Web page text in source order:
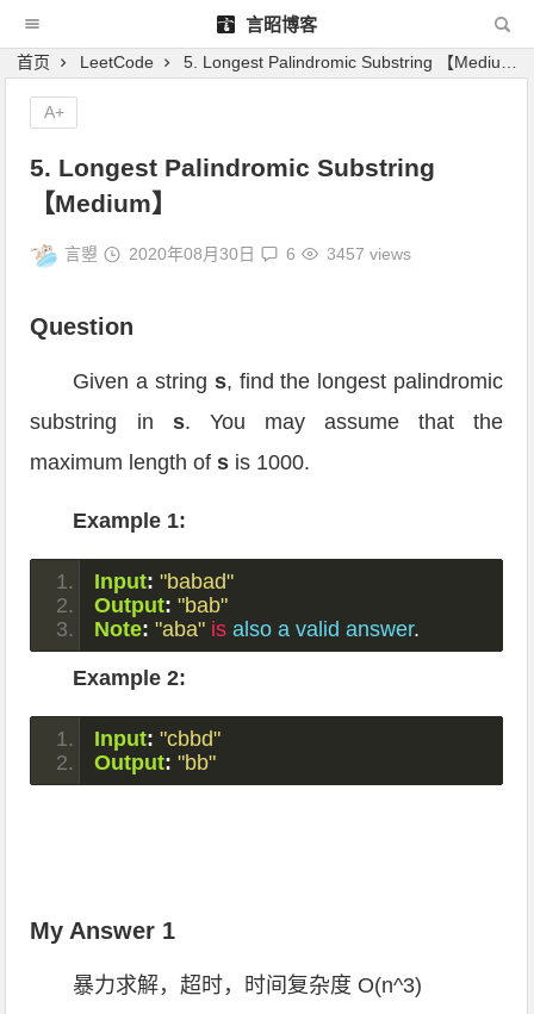
言昭博客
首页 LeetCode 5. Longest Palindromic Substring 【Medium】
5. Longest Palindromic Substring
【Medium】
言曌 2020年08月30日 6 3457 views
Question
Given a string s, find the longest palindromic
substring in s. You may assume that the
maximum length ofs is 1000.
Example 1:
Input: "babad"
Output: "bab"
Note: "aba" is also a valid answer.
Example 2:
Input: "cbbd"
Output: "bb"
My Answer 1
暴力求解，超时，时间复杂度 O(n^3)
A+